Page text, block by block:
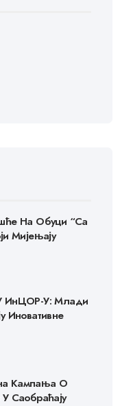
На Обуци “Са
Мијењају
ИнЦОР-У: Млади
Иновативне
Кампања О
Саобраћају